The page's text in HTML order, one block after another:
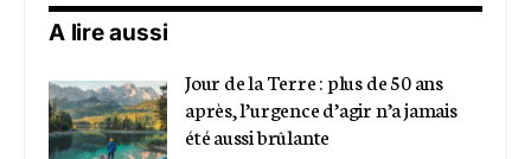
A lire aussi
Jour de la Terre : plus de 50 ans
après, l’urgence d’agir n’a jamais
été aussi brûlante